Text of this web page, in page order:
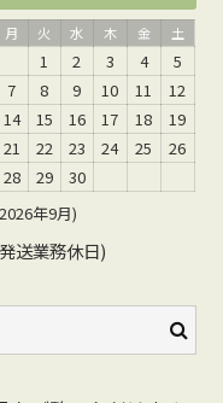
年9月)
月 火 水 木 金 土
1 2 3 4
5
7 8 9 10 11
12
14 15 16 17 18
19
21 22 23 24 25
26
28 29 30
発送業務休日)